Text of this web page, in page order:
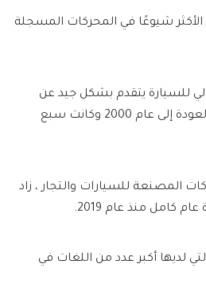
شيوعًا في المحركات المسجلة
للسيارة يتقدم بشكل جيد عن
الاتفاقية ؛ الرياح الساعات العودة إلى عام 2000 وكانت سبع
المصنعة للسيارات والتجار ، زاد
كامل منذ عام 2019.
لديها أكبر عدد من اللغات في